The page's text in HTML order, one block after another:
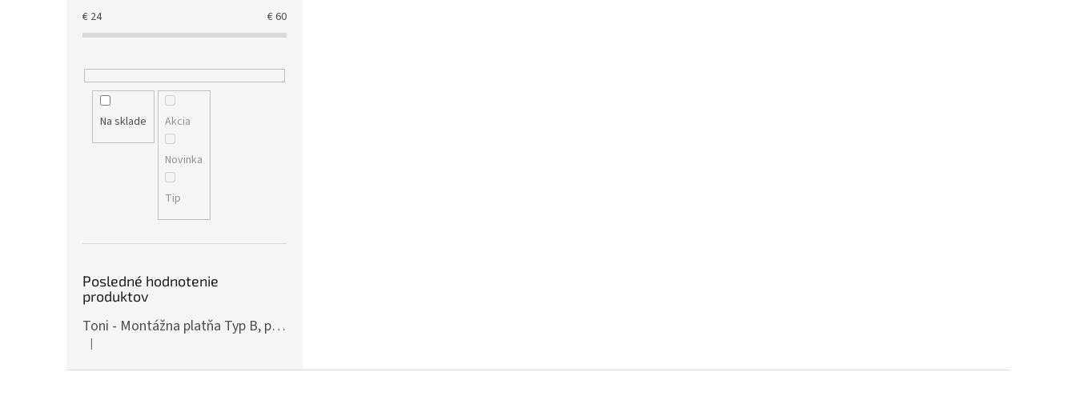
€ 24 €60
Na sklade Akcia
Novinka
Tip
Posledné hodnotenie
produktov
Toni - Montážna platňa Typ B, pre ČZ P-10, Art.: OPXCZP10B
Hodnotenie produktu je 5 z 5 hviezdičiek.
|